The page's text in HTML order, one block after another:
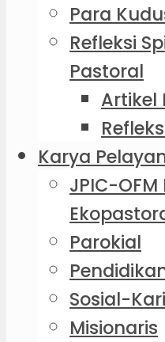
Para
Refleksi
Pastoral
Artikel
Karya
JPIC-
Parokial
Sosial-
Misionaris